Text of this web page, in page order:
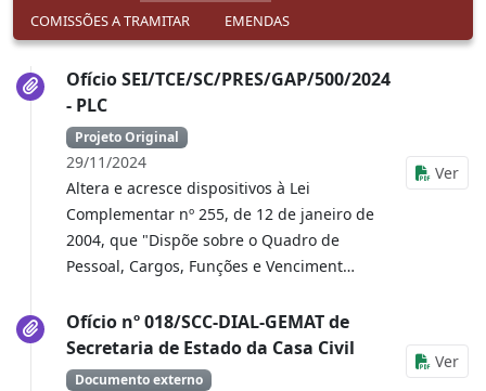
COMISSÕES A TRAMITAR
EMENDAS
Ofício SEI/TCE/SC/PRES/GAP/500/2024
- PLC
Projeto Original
29/11/2024
Altera e acresce dispositivos à Lei
Complementar nº 255, de 12 de janeiro de
2004, que "Dispõe sobre o Quadro de
Pessoal, Cargos, Funções e Venciment…
Ver
Ofício nº 018/SCC-DIAL-GEMAT de
Secretaria de Estado da Casa Civil
Documento externo
Ver